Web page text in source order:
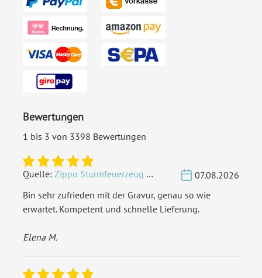
Bewertungen
1 bis 3 von 3398 Bewertungen
Quelle: Zippo Sturmfeuerzeug Chrom - Verzierte Initialen
07.08.2026
Bin sehr zufrieden mit der Gravur, genau so wie
erwartet. Kompetent und schnelle Lieferung.
Elena M.